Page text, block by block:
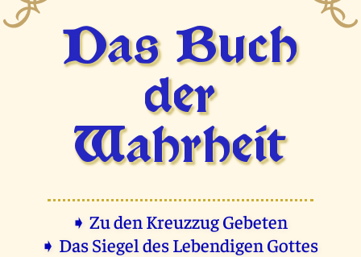
Das Buch
der
Wahrheit
➧ Zu den Kreuzzug Gebeten
➧ Das Siegel des Lebendigen Gottes